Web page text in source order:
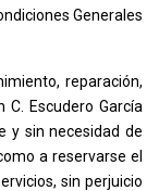
Generales
reparación,
C. Escudero García
y sin necesidad de
a reservarse el
sin perjuicio